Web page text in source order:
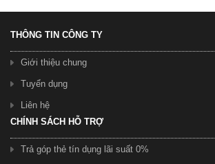
THÔNG TIN CÔNG TY
Giới thiệu chung
Tuyển dụng
Liên hệ
CHÍNH SÁCH HỖ TRỢ
Trả góp thẻ tín dụng lãi suất 0%